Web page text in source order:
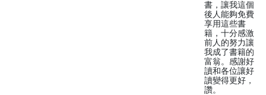
書，讓我這個
後人能夠免費
享用這些書
籍，十分感激
前人的努力讓
我成了書籍的
富翁。感謝好
讀和各位讓好
讀變得更好，
讚。